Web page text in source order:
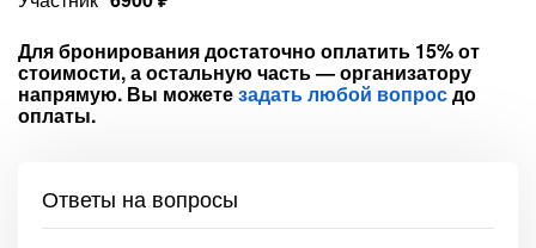
Для бронирования достаточно оплатить 15% от
стоимости, а остальную часть — организатору
напрямую. Вы можетезадать любой вопросдо
оплаты.
Ответы на вопросы